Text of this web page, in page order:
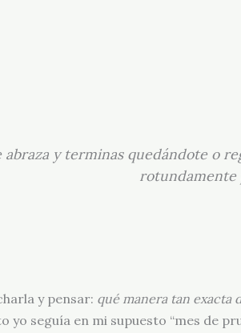
abraza y terminas quedándote o
rotundamente
y pensar: qué manera tan exacta
yo seguía en mi supuesto “mes de